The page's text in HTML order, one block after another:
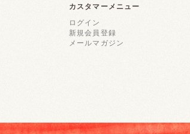
カスタマーメニュー
ログイン
新規会員登録
メールマガジン